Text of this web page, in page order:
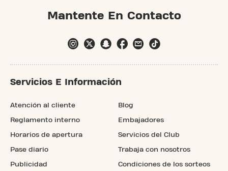
Mantente En Contacto
Servicios E Información
Atención al cliente
Reglamento interno
Horarios de apertura
Pase diario
Publicidad
Blog
Embajadores
Servicios del Club
Trabaja con nosotros
Condiciones de los sorteos